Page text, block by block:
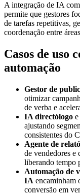
A integração de IA
permite que gestores
de tarefas repetitivas,
coordenação entre
Casos de uso
automação
Gestor de
otimizar
de verba e
IA directólogo e
ajustando
consistentes do
Agente de
de vendedores e
liberando tempo
Automação de
IA encaminham
conversão em